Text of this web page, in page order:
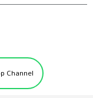
Channel